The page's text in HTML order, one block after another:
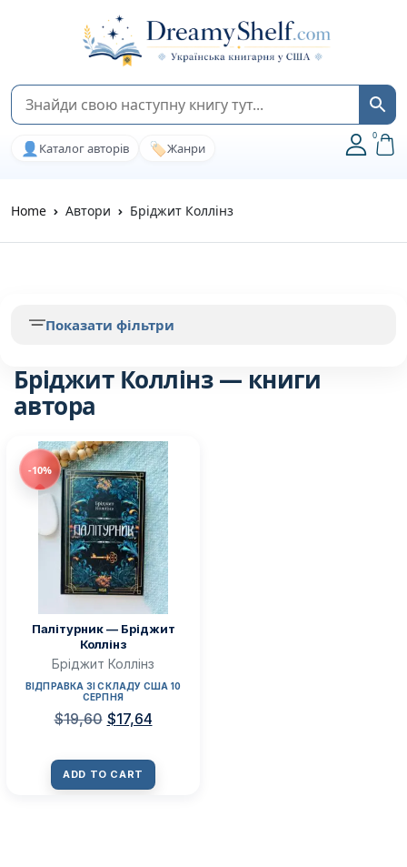
👤 Каталог авторів 🏷️Жанри
0
Home Автори Бріджит Коллінз
Бріджит Коллінз — книги
автора
-10%
Палітурник — Бріджит
Коллінз
Бріджит Коллінз
ВІДПРАВКА ЗІ СКЛАДУ США 10
СЕРПНЯ
$19,60 $17,64
ADD TO CART
Показати фільтри